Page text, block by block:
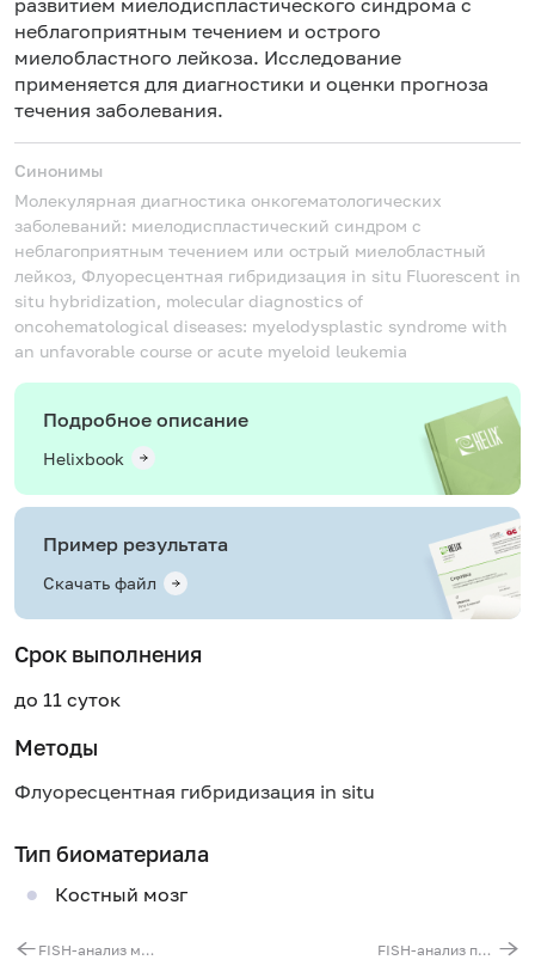
неблагоприятным течением и острого
миелобластного лейкоза. Исследование
применяется для диагностики и оценки прогноза
течения заболевания.
Синонимы
Молекулярная диагностика онкогематологических
заболеваний: миелодиспластический синдром с
неблагоприятным течением или острый миелобластный
лейкоз, Флуоресцентная гибридизация in situ Fluorescent in
situ hybridization, molecular diagnostics of
oncohematological diseases: myelodysplastic syndrome with
an unfavorable course or acute myeloid leukemia
Подробное описание
Helixbook
Пример результата
Скачать файл
Срок выполнения
до 11 суток
Методы
Флуоресцентная гибридизация in situ
Тип биоматериала
Костный мозг
FISH-анализ моносомии, делеции 13-й хромосомы – (del(13),-13) FISH-анализ перестроек 5-й хромосомы